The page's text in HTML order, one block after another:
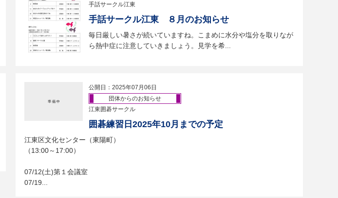
手話サークル江東
手話サークル江東 ８月のお知らせ
毎日厳しい暑さが続いていますね。こまめに水分や塩分を取りなが
ら熱中症に注意していきましょう。見学を希...
公開日：2025年07月06日
団体からのお知らせ
江東囲碁サークル
囲碁練習日2025年10月までの予定
江東区文化センター（東陽町）
（13:00～17:00）
07/12(土)第１会議室
07/19...